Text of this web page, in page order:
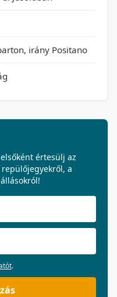
irány Positano
értesülj az
repülőjegyekről, a
.